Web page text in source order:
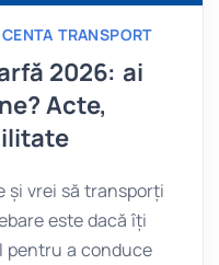
TRANSPORT
2026: ai
Acte,
și vrei să transporți
este dacă îți
pentru a conduce